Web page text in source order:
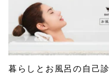
暮らしとお風呂の自己